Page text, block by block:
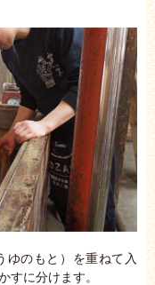
ゆのもと）を重ねて入
すに分けます。